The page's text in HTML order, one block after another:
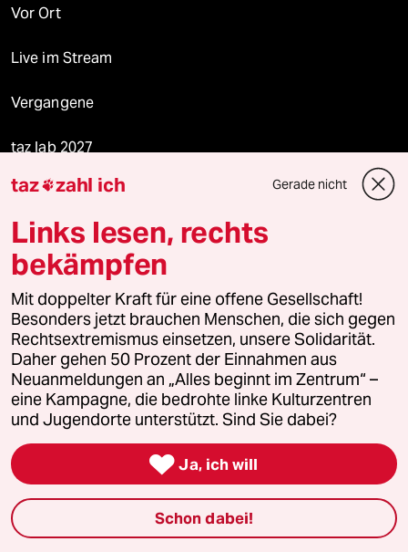
Vor Ort
Live im Stream
Vergangene
taz lab 2027
Mehr taz Lesestoff
taz Blogs
taz FUTURZWEI
Le Monde diplomatique
taz Archiv
Mehr taz Angebote
taz zahl ich Gerade nicht
Links lesen, rechts
bekämpfen
Mit doppelter Kraft für eine offene Gesellschaft!
Besonders jetzt brauchen Menschen, die sich gegen
Rechtsextremismus einsetzen, unsere Solidarität.
Daher gehen 50 Prozent der Einnahmen aus
Neuanmeldungen an „Alles beginnt im Zentrum“ –
eine Kampagne, die bedrohte linke Kulturzentren
und Jugendorte unterstützt. Sind Sie dabei?
 Ja, ich will
Schon dabei!